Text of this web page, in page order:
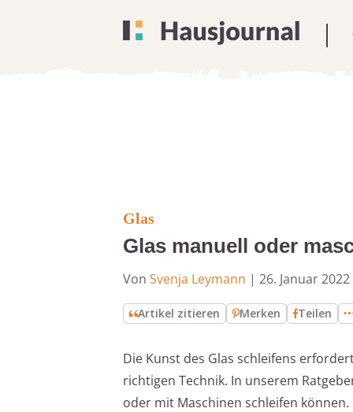
Glas
Glas manuell oder
Von Svenja Leymann | 26. Januar 2022
Artikel zitieren Merken Teilen
Die Kunst des Glas schleifens
richtigen Technik. In unserem
oder mit Maschinen schleifen